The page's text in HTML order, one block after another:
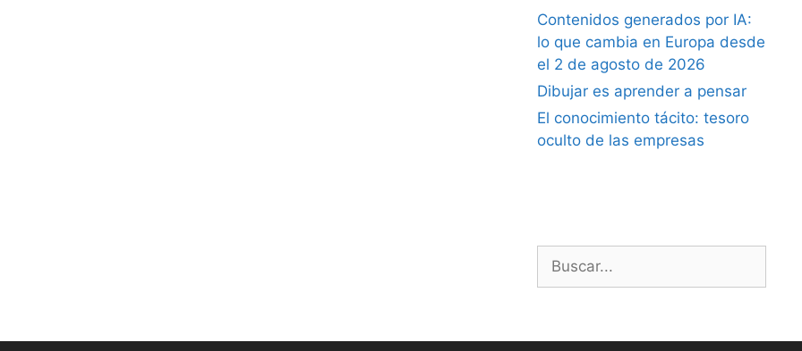
Contenidos generados por IA:
lo que cambia en Europa desde
el 2 de agosto de 2026
Dibujar es aprender a pensar
El conocimiento tácito: tesoro
oculto de las empresas